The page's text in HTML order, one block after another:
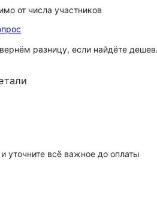
от числа участников
разницу, если найдёте
уточните всё важное до оплаты